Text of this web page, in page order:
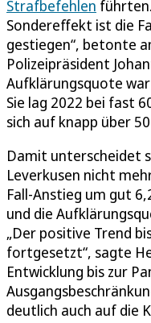
Strafbefehlen
Sondereffekt ist die
gestiegen“, betonte
Polizeipräsident
Aufklärungsquote
Sie lag 2022 bei fast
sich auf knapp über
Damit unterscheidet
Leverkusen nicht
Fall-Anstieg um gut
und die
„Der positive Trend
fortgesetzt“, sagte
Entwicklung bis zur
deutlich auch auf die